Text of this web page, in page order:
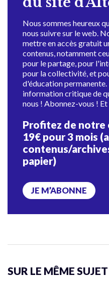
Nous sommes heureux
nous suivre sur le web.
mettre en accès gratuit
contenus, notamment
pour le partage, pour
pour la collectivité, et
d'éducation
information critique de
nous ! Abonnez-vous !
Profitez de
19€ pour 3 mois
contenus/
papier)
JE M’ABONNE
SUR LE MÊME SUJET